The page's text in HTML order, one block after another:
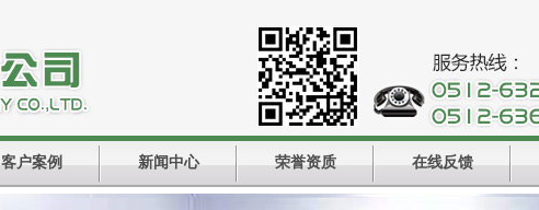
客户案例 新闻中心 荣誉资质 在线反馈